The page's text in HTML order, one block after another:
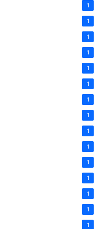
1
1
1
1
1
1
1
1
1
1
1
1
1
1
1